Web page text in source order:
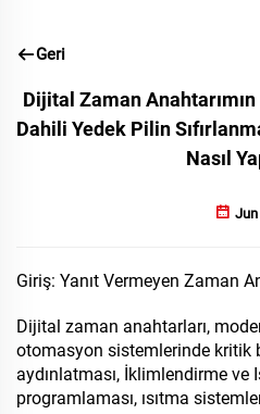
Geri
Dijital Zaman Anahtarımın
Dahili Yedek Pilin
Nasıl
Jun
Giriş: Yanıt Vermeyen Zaman
Dijital zaman anahtarları,
otomasyon sistemlerinde kritik
aydınlatması, İklimlendirme ve
programlaması, ısıtma